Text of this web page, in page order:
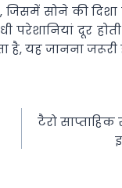
जिसमें सोने की
परेशानियां दूर
है, यह जानना जरूरी
टैरो